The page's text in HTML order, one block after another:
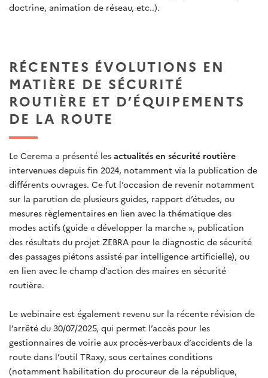
doctrine, animation de réseau, etc..).
RÉCENTES ÉVOLUTIONS EN
MATIÈRE DE SÉCURITÉ
ROUTIÈRE ET D’ÉQUIPEMENTS
DE LA ROUTE
Le Cerema a présenté les actualités en sécurité routière
intervenues depuis fin 2024, notamment via la publication de
différents ouvrages. Ce fut l’occasion de revenir notamment
sur la parution de plusieurs guides, rapport d’études, ou
mesures règlementaires en lien avec la thématique des
modes actifs (guide « développer la marche », publication
des résultats du projet ZEBRA pour le diagnostic de sécurité
des passages piétons assisté par intelligence artificielle), ou
en lien avec le champ d’action des maires en sécurité
routière.
Le webinaire est également revenu sur la récente révision de
l’arrêté du 30/07/2025, qui permet l’accès pour les
gestionnaires de voirie aux procès-verbaux d’accidents de la
route dans l’outil TRaxy, sous certaines conditions
(notamment habilitation du procureur de la république,